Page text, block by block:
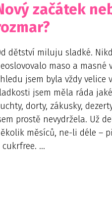
začátek
dětství miluju sladké.
maso a masné
jsem byla vždy velice
jsem měla ráda
dorty, zákusky,
prostě nevydržela. Už
měsíců, ne-li déle –
cukrfree. ...